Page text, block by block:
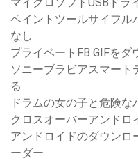
マイクロソフトUSBドラ
ペイントツールサイフル
なし
プライベートFB GIFをダ
ソニーブラビアスマート
る
ドラムの女の子と危険
クロスオーバーアンドロ
アンドロイドのダウンロ
ーダー